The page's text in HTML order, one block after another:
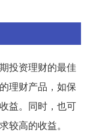
投资理财的最佳
理财产品，如保
益。同时，也可
较高的收益。